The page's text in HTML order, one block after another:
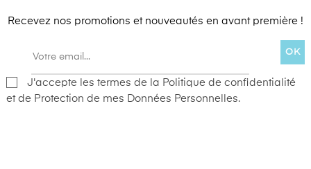
Recevez nos promotions et nouveautés en avant première !
OK
J'accepte les termes de la Politique de confidentialité
et de Protection de mes Données Personnelles.